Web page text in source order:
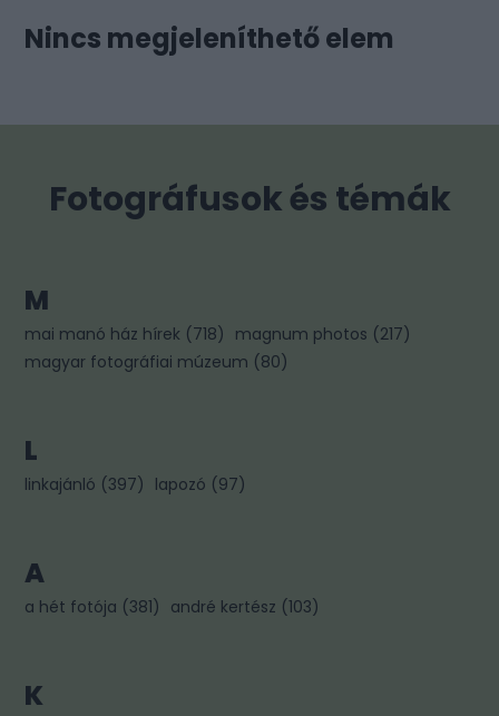
Nincs megjeleníthető elem
Fotográfusok és témák
M
mai manó ház hírek (718) magnum photos (217)
magyar fotográfiai múzeum (80)
L
linkajánló (397) lapozó (97)
A
a hét fotója (381) andré kertész (103)
K